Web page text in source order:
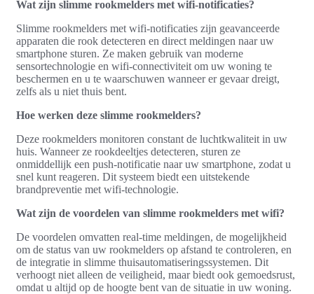
Wat zijn slimme rookmelders met wifi-notificaties?
Slimme rookmelders met wifi-notificaties zijn geavanceerde
apparaten die rook detecteren en direct meldingen naar uw
smartphone sturen. Ze maken gebruik van moderne
sensortechnologie en wifi-connectiviteit om uw woning te
beschermen en u te waarschuwen wanneer er gevaar dreigt,
zelfs als u niet thuis bent.
Hoe werken deze slimme rookmelders?
Deze rookmelders monitoren constant de luchtkwaliteit in uw
huis. Wanneer ze rookdeeltjes detecteren, sturen ze
onmiddellijk een push-notificatie naar uw smartphone, zodat u
snel kunt reageren. Dit systeem biedt een uitstekende
brandpreventie met wifi-technologie.
Wat zijn de voordelen van slimme rookmelders met wifi?
De voordelen omvatten real-time meldingen, de mogelijkheid
om de status van uw rookmelders op afstand te controleren, en
de integratie in slimme thuisautomatiseringssystemen. Dit
verhoogt niet alleen de veiligheid, maar biedt ook gemoedsrust,
omdat u altijd op de hoogte bent van de situatie in uw woning.